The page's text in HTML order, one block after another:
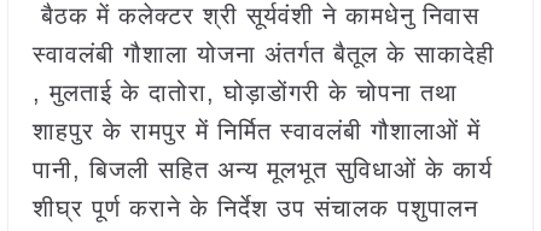
बैठक में कलेक्टर श्री सूर्यवंशी ने कामधेनु निवास
स्वावलंबी गौशाला योजना अंतर्गत बैतूल के साकादेही
, मुलताई के दातोरा, घोड़ाडोंगरी के चोपना तथा
शाहपुर के रामपुर में निर्मित स्वावलंबी गौशालाओं में
पानी, बिजली सहित अन्य मूलभूत सुविधाओं के कार्य
शीघ्र पूर्ण कराने के निर्देश उप संचालक पशुपालन